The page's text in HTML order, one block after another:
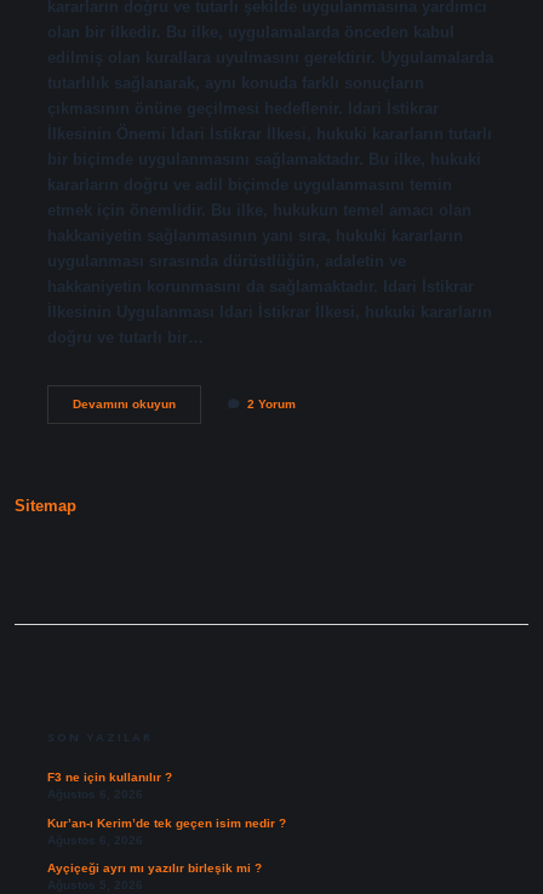
kararların doğru ve tutarlı şekilde uygulanmasına yardımcı
olan bir ilkedir. Bu ilke, uygulamalarda önceden kabul
edilmiş olan kurallara uyulmasını gerektirir. Uygulamalarda
tutarlılık sağlanarak, aynı konuda farklı sonuçların
çıkmasının önüne geçilmesi hedeflenir. Idari İstikrar
İlkesinin Önemi Idari İstikrar İlkesi, hukuki kararların tutarlı
bir biçimde uygulanmasını sağlamaktadır. Bu ilke, hukuki
kararların doğru ve adil biçimde uygulanmasını temin
etmek için önemlidir. Bu ilke, hukukun temel amacı olan
hakkaniyetin sağlanmasının yanı sıra, hukuki kararların
uygulanması sırasında dürüstlüğün, adaletin ve
hakkaniyetin korunmasını da sağlamaktadır. Idari İstikrar
İlkesinin Uygulanması Idari İstikrar İlkesi, hukuki kararların
doğru ve tutarlı bir…
Devamını okuyunIdari
2 Yorum
Sitemap
SON YAZILAR
F3 ne için kullanılır ?
Ağustos 6, 2026
Kur’an-ı Kerim’de tek geçen isim nedir ?
Ağustos 6, 2026
Ayçiçeği ayrı mı yazılır birleşik mi ?
Ağustos 5, 2026